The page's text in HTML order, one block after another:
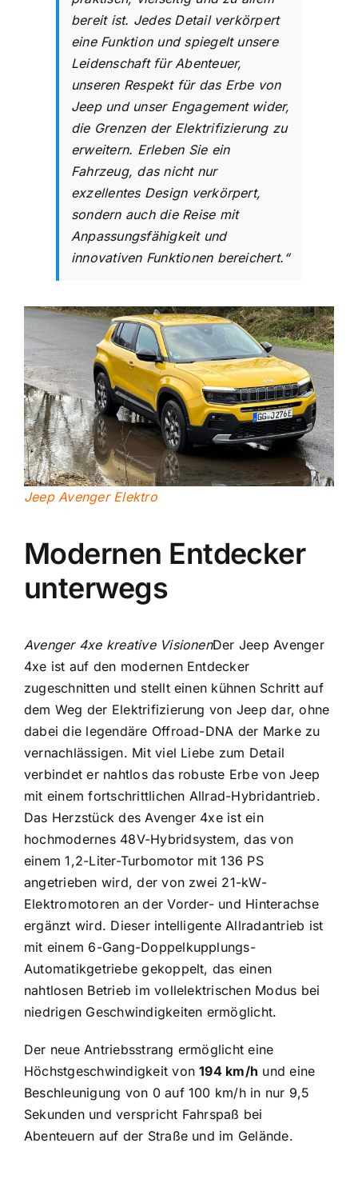
bereit ist. Jedes Detail verkörpert
eine Funktion und spiegelt unsere
Leidenschaft für Abenteuer,
unseren Respekt für das Erbe von
Jeep und unser Engagement wider,
die Grenzen der Elektrifizierung zu
erweitern. Erleben Sie ein
Fahrzeug, das nicht nur
exzellentes Design verkörpert,
sondern auch die Reise mit
Anpassungsfähigkeit und
innovativen Funktionen bereichert.“
Jeep Avenger Elektro
Modernen Entdecker
unterwegs
Avenger 4xe kreative VisionenDer Jeep Avenger
4xe ist auf den modernen Entdecker
zugeschnitten und stellt einen kühnen Schritt auf
dem Weg der Elektrifizierung von Jeep dar, ohne
dabei die legendäre Offroad-DNA der Marke zu
vernachlässigen. Mit viel Liebe zum Detail
verbindet er nahtlos das robuste Erbe von Jeep
mit einem fortschrittlichen Allrad-Hybridantrieb.
Das Herzstück des Avenger 4xe ist ein
hochmodernes 48V-Hybridsystem, das von
einem 1,2-Liter-Turbomotor mit 136 PS
angetrieben wird, der von zwei 21-kW-
Elektromotoren an der Vorder- und Hinterachse
ergänzt wird. Dieser intelligente Allradantrieb ist
mit einem 6-Gang-Doppelkupplungs-
Automatikgetriebe gekoppelt, das einen
nahtlosen Betrieb im vollelektrischen Modus bei
niedrigen Geschwindigkeiten ermöglicht.
Der neue Antriebsstrang ermöglicht eine
Höchstgeschwindigkeit von194 km/h und eine
Beschleunigung von 0 auf 100 km/h in nur 9,5
Sekunden und verspricht Fahrspaß bei
Abenteuern auf der Straße und im Gelände.